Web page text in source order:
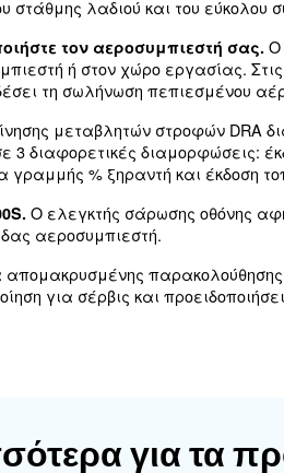
20 IVR
10-20 IVR με άμεση
και ένα
καθιστούν τον
απόδοση στο συνεργείο.
της Ceccato, το DRA IVR,
προηγμένο σχεδιασμό
να περιμένουν
θερμό εξάρτημα στην